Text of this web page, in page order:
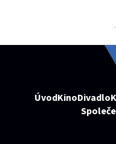
ÚvodKinoDivadlo